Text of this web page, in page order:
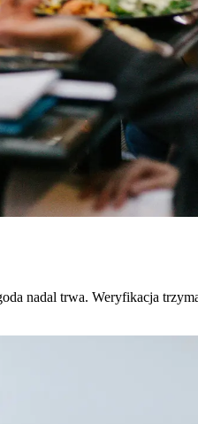
nadal trwa. Weryfikacja